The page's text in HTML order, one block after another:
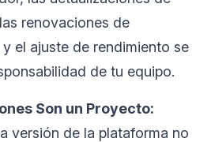
renovaciones de
el ajuste de rendimiento se
de tu equipo.
Son un Proyecto:
versión de la plataforma no